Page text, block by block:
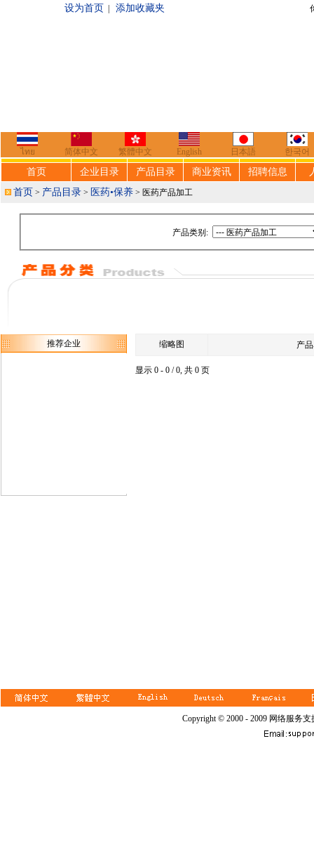
设为首页 添加收藏夹 你好，欢迎来到
ไทย 简体中文 繁體中文 English 日本語 한국어
首页 企业目录 产品目录 商业资讯 招聘信息
首页 > 产品目录 > 医药•保养 > 医药产品加工
产品类别:
推荐企业 缩略图 产
显示 0 - 0 / 0, 共 0 页
Copyright © 2000 - 2009 网络服务